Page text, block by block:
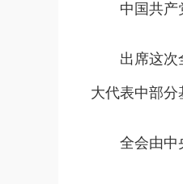
中国共产党
出席这次全
大代表中部分
全会由中央